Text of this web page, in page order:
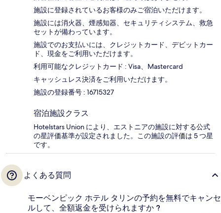
施設に登録されているお客様のみご宿泊いただけます。
施設には消火器、煙感知器、セキュリティシステム、救急
セットが備わっています。
施設でのお支払いには、クレジットカード、デビットカー
ド、現金をご利用いただけます。
利用可能なクレジットカード : Visa、Mastercard
キャッシュレス決済をご利用いただけます。
施設の登録番号 : 16715327
宿泊施設クラス
Hotelstars Union により、エストニアの施設に対する公式
の星評価基準が設定されました。この施設の評価は 5 つ星
です。
よくある質問
モーベンピック ホテル タリンの予約を無料でキャンセ
ルして、全額返金を受けられますか ?